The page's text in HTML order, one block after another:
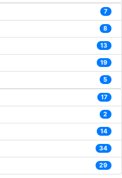
7
8
13
19
5
17
2
14
34
29